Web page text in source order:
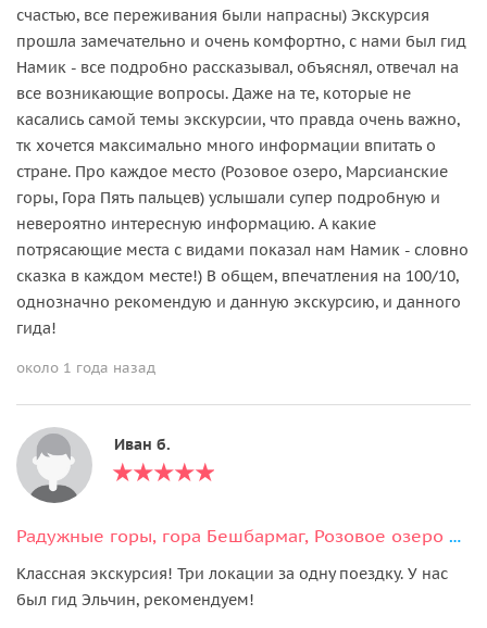
счастью, все переживания были напрасны) Экскурсия
прошла замечательно и очень комфортно, с нами был гид
Намик - все подробно рассказывал, объяснял, отвечал на
все возникающие вопросы. Даже на те, которые не
касались самой темы экскурсии, что правда очень важно,
тк хочется максимально много информации впитать о
стране. Про каждое место (Розовое озеро, Марсианские
горы, Гора Пять пальцев) услышали супер подробную и
невероятно интересную информацию. А какие
потрясающие места с видами показал нам Намик - словно
сказка в каждом месте!) В общем, впечатления на 100/10,
однозначно рекомендую и данную экскурсию, и данного
гида!
около 1 года назад
Иван б.
Радужные горы, гора Бешбармаг, Розовое озеро и дегустация черной икры
Классная экскурсия! Три локации за одну поездку. У нас
был гид Эльчин, рекомендуем!